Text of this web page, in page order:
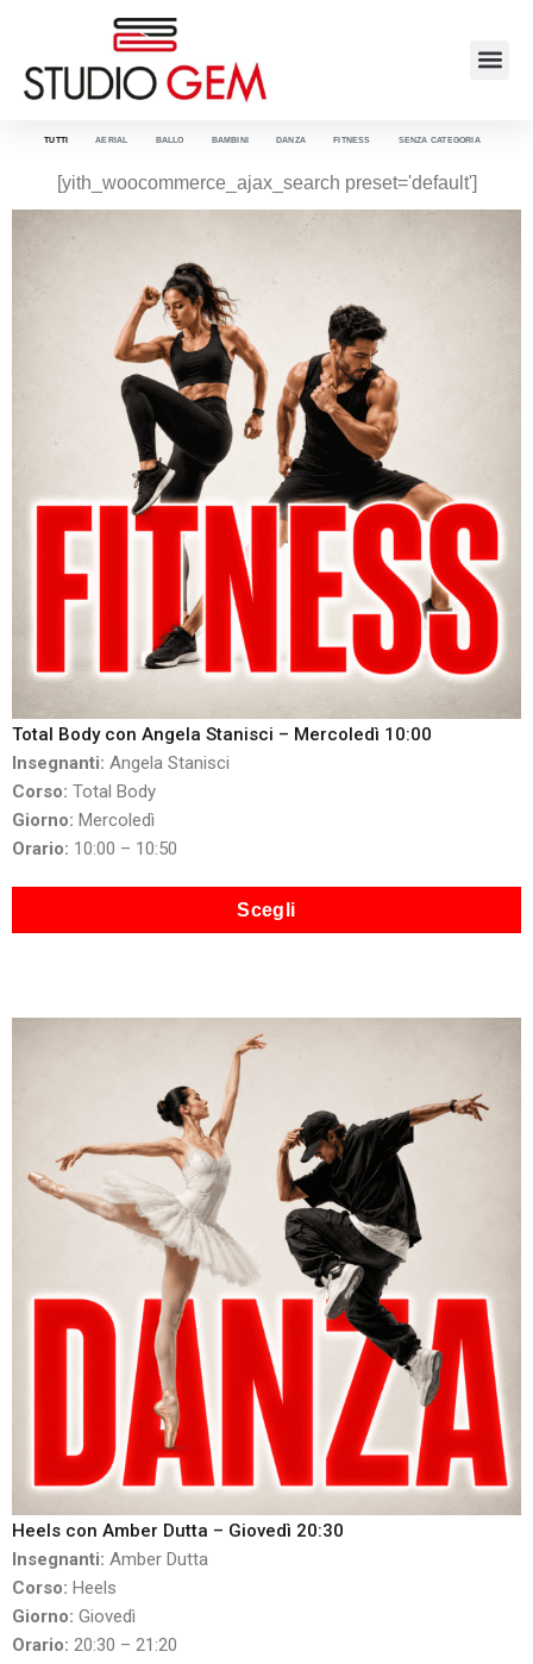
AERIAL BALLO BAMBINI DANZA FITNESS SENZA CATEGORIA
TUTTI
[yith_woocommerce_ajax_search preset='default']
Total Body con Angela Stanisci – Mercoledì 10:00
Insegnanti: Angela Stanisci
Corso: Total Body
Giorno: Mercoledì
Orario: 10:00 – 10:50
Scegli
Heels con Amber Dutta – Giovedì 20:30
Insegnanti: Amber Dutta
Corso: Heels
Giorno: Giovedì
Orario: 20:30 – 21:20